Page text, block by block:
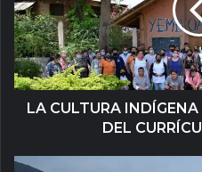
LA CULTURA
DEL